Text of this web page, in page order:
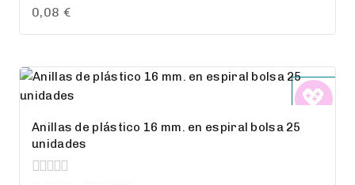
0
out
of
0,08 €
Anillas de plástico 16 mm. en espiral bolsa 25
unidades